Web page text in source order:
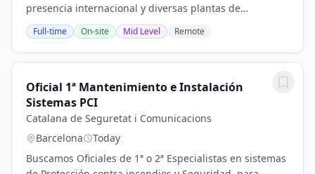
presencia internacional y diversas plantas de
producción en distintos países, precisa incorporar para
su sede ubicada en el Vallès Oriental un/a:...
Full-time On-site Mid Level Remote
Oficial 1ª Mantenimiento e Instalación
Sistemas PCI
Catalana de Seguretat i Comunicacions
Barcelona
Today
Buscamos Oficiales de 1ª o 2ª Especialistas en sistemas